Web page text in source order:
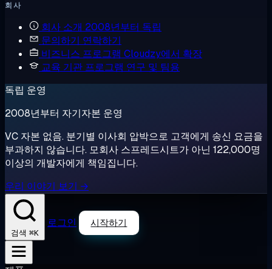
회사
회사 소개 2008년부터 독립
문의하기 연락하기
비즈니스 프로그램 Cloudzy에서 확장
교육 기관 프로그램 연구 및 팀용
독립 운영
2008년부터 자기자본 운영
VC 자본 없음. 분기별 이사회 압박으로 고객에게 송신 요금을
부과하지 않습니다. 모회사 스프레드시트가 아닌 122,000명
이상의 개발자에게 책임집니다.
우리 이야기 보기 →
검색 ⌘K
로그인 시작하기